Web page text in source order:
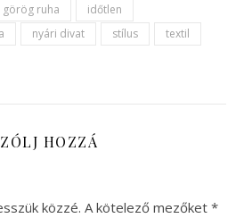
görög ruha
időtlen
nyári divat stílus
textil
HOZZÁ
közzé. A kötelező mezőket *